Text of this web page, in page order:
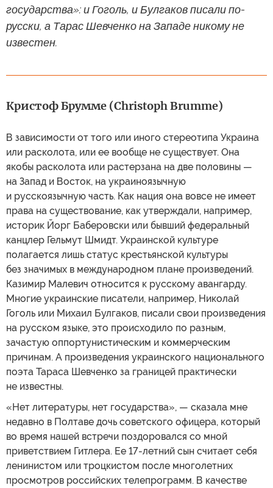
государства»: и Гоголь, и Булгаков писали по-
русски, а Тарас Шевченко на Западе никому не
известен.
Кристоф Брумме (Christoph Brumme)
В зависимости от того или иного стереотипа Украина
или расколота, или ее вообще не существует. Она
якобы расколота или растерзана на две половины —
на Запад и Восток, на украиноязычную
и русскоязычную часть. Как нация она вовсе не имеет
права на существование, как утверждали, например,
историк Йорг Баберовски или бывший федеральный
канцлер Гельмут Шмидт. Украинской культуре
полагается лишь статус крестьянской культуры
без значимых в международном плане произведений.
Казимир Малевич относится к русскому авангарду.
Многие украинские писатели, например, Николай
Гоголь или Михаил Булгаков, писали свои произведения
на русском языке, это происходило по разным,
зачастую оппортунистическим и коммерческим
причинам. А произведения украинского национального
поэта Тараса Шевченко за границей практически
не известны.
«Нет литературы, нет государства», — сказала мне
недавно в Полтаве дочь советского офицера, который
во время нашей встречи поздоровался со мной
приветствием Гитлера. Ее 17-летний сын считает себя
ленинистом или троцкистом после многолетних
просмотров российских телепрограмм. В качестве